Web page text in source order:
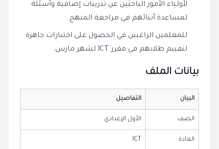
لأولياء الأمور الباحثين عن تدريبات إضافية وأسئلة
لمساعدة أبنائهم في مراجعة المنهج.
للمعلمين الراغبين في الحصول على اختبارات جاهزة
لتقييم طلابهم في مقرر ICT لشهر مارس.
بيانات الملف
البيان التفاصيل
الصف الأول الإعدادي
المادة ICT